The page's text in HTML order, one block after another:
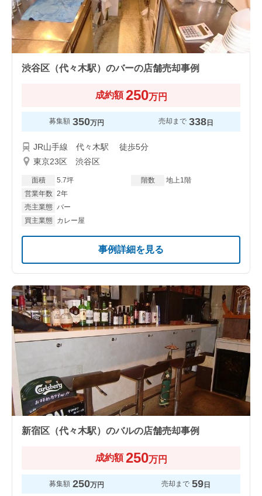
渋谷区（代々木駅）のバーの店舗売却事例
成約額 250万円
募集額 350万円 売却まで 338日
JR山手線 代々木駅 徒歩5分
東京23区 渋谷区
面積 5.7坪 階数
地上1階
営業年数 2年
売主業態
バー
買主業態
カレー屋
事例詳細を見る
新宿区（代々木駅）のバルの店舗売却事例
成約額 250万円
募集額 250万円 売却まで 59日